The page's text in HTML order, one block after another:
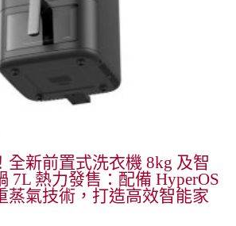
全新前置式洗衣機 8kg 及智
7L 熱力發售：配備 HyperOS
蒸氣技術，打造高效智能家